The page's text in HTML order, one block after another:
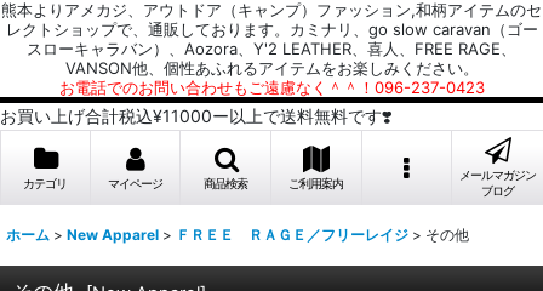
熊本よりアメカジ、アウトドア（キャンプ）ファッション,和柄アイテムのセ
レクトショップで、通販しております。カミナリ、go slow caravan（ゴー
スローキャラバン）、Aozora、Y'2 LEATHER、喜人、FREE RAGE、
VANSON他、個性あふれるアイテムをお楽しみください。
お電話でのお問い合わせもご遠慮なく＾＾！096-237-0423
お買い上げ合計税込¥11000ー以上で送料無料です❣️
カテゴリ マイページ 商品検索 ご利用案内
メールマガジン
ブログ
ホーム > New Apparel > ＦＲＥＥ ＲＡＧＥ／フリーレイジ > その他